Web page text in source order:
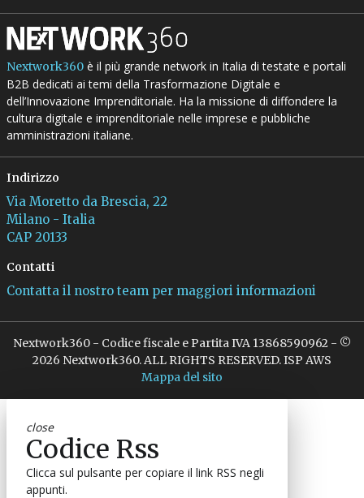
Nextwork360è il più grande network in Italia di testate e portali
B2B dedicati ai temi della Trasformazione Digitale e
dell’Innovazione Imprenditoriale. Ha la missione di diffondere la
cultura digitale e imprenditoriale nelle imprese e pubbliche
amministrazioni italiane.
Indirizzo
Via Moretto da Brescia, 22
Milano - Italia
CAP 20133
Contatti
Contatta il nostro team per maggiori informazioni
Nextwork360 - Codice fiscale e Partita IVA 13868590962 - ©
2026 Nextwork360. ALL RIGHTS RESERVED. ISP AWS
Mappa del sito
close
Codice Rss
Clicca sul pulsante per copiare il link RSS negli
appunti.